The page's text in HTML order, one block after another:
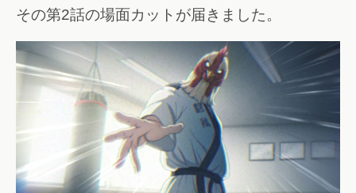
その第2話の場面カットが届きました。